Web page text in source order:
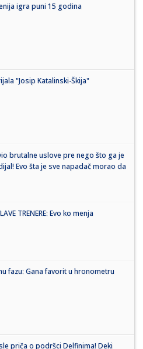
igra puni 15 godina
"Josip Katalinski-Škija"
brutalne uslove pre nego što ga je
Evo šta je sve napadač morao da
TRENERE: Evo ko menja
fazu: Gana favorit u hronometru
priča o podršci Delfinima! Deki